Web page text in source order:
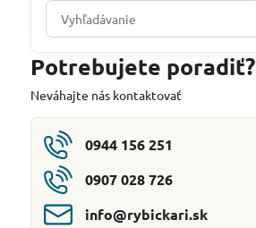
Prehľadať
výsledky
filtra
fulltextom
Potrebujete poradiť?
Neváhajte nás kontaktovať
0944 156 251
0907 028 726
info​@rybickari​.sk